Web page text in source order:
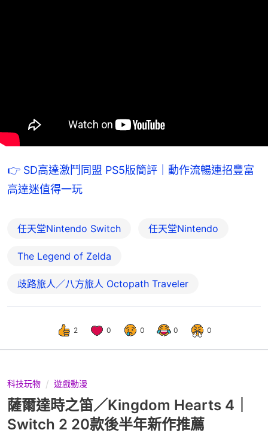
👉 SD高達激鬥同盟 PS5版簡評｜動作流暢連招豐富
高達迷值得一玩
任天堂Nintendo Switch 任天堂Nintendo
The Legend of Zelda
歧路旅人／八方旅人 Octopath Traveler
2 0 0 0 0
科技玩物 遊戲動漫
薩爾達時之笛／Kingdom Hearts 4｜
Switch 2 20款後半年新作推薦